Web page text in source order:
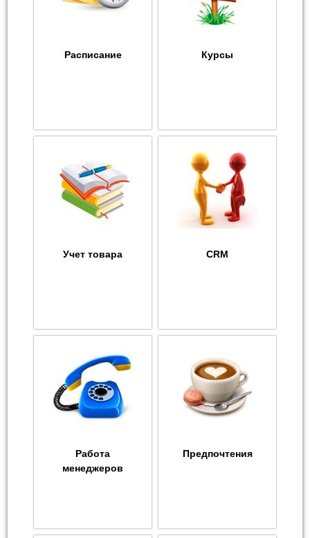
Расписание Курсы
Учет товара CRM
Работа
менеджеров
Предпочтения